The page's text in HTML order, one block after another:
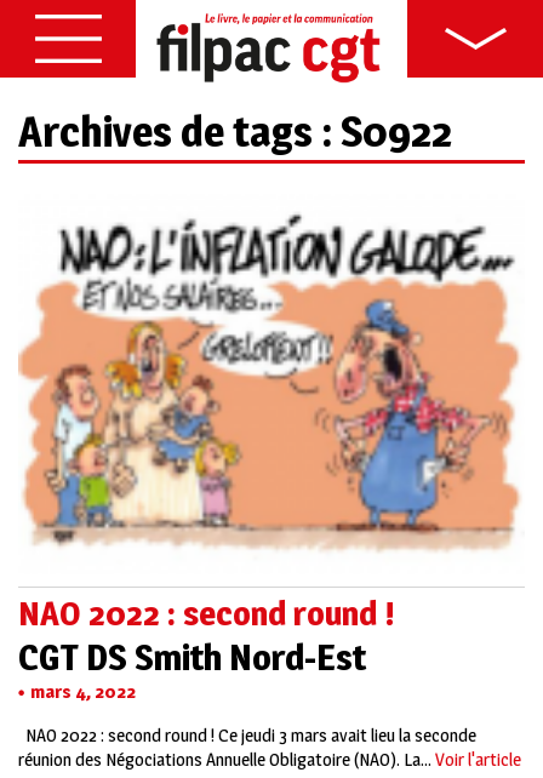
Archives de tags : S0922
NAO 2022 : second round !
CGT DS Smith Nord-Est
mars 4, 2022
NAO 2022 : second round ! Ce jeudi 3 mars avait lieu la seconde
réunion des Négociations Annuelle Obligatoire (NAO). La... Voir l'article